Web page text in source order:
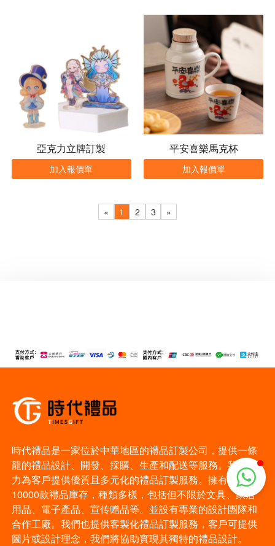
亞克力立牌訂製
加入報價單
平安喜樂馬克杯
加入報價單
« 1 2 3 »
時代禮品是一家位於中華地區的禮品訂製公司，提供一條
龍的禮品設計、開發、採購、生產和配送等服務。我們致
力為客戶提供優質且多元化的禮品訂製服務。擁有超過
10000款禮品庫存，種類多樣，包括但不限於文具、家居
用品、電子產品、宣传赠品等。並設有專業的設計團隊和
合作工廠。我們也提供客製化禮品訂製服務，客戶可提供
圖片或設計理念，我們將協助實現其獨特的禮品設計。